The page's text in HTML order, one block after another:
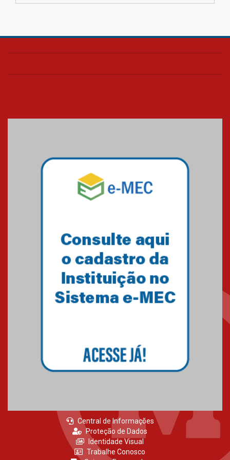
Central de Informações
Proteção de Dados
Identidade Visual
Trabalhe Conosco